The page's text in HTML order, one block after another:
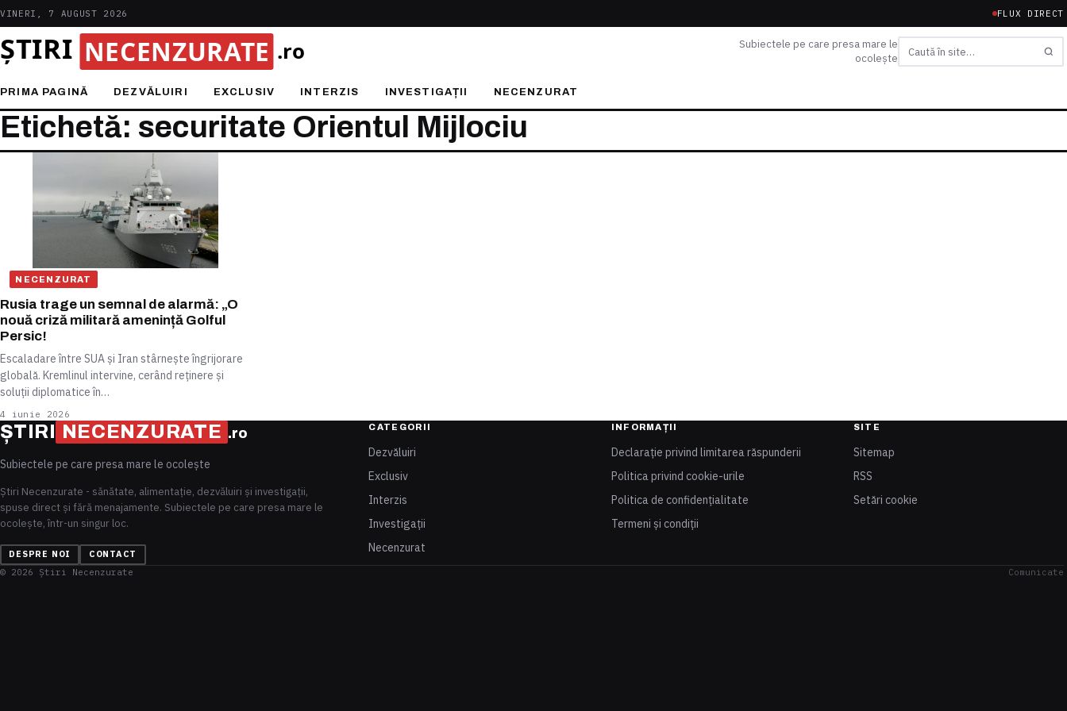
VINERI, 7 AUGUST 2026 FLUX DIRECT
Subiectele pe care presa mare le
ocolește
Caută
PRIMA PAGINĂ DEZVĂLUIRI EXCLUSIV INTERZIS INVESTIGAȚII NECENZURAT
Etichetă: securitate Orientul Mijlociu
NECENZURAT
Rusia trage un semnal de alarmă: „O
nouă criză militară amenință Golful
Persic!
Escaladare între SUA și Iran stârnește îngrijorare
globală. Kremlinul intervine, cerând reținere și
soluții diplomatice în…
4 iunie 2026
ȘTIRI NECENZURATE .ro
Subiectele pe care presa mare le ocolește
Știri Necenzurate - sănătate, alimentație, dezvăluiri și investigații,
spuse direct și fără menajamente. Subiectele pe care presa mare le
ocolește, într-un singur loc.
DESPRE NOI CONTACT
CATEGORII
Dezvăluiri
Exclusiv
Interzis
Investigații
Necenzurat
INFORMAȚII
Declarație privind limitarea răspunderii
Politica privind cookie-urile
Politica de confidențialitate
Termeni și condiții
SITE
Sitemap
RSS
Setări cookie
© 2026 Știri Necenzurate Comunicate